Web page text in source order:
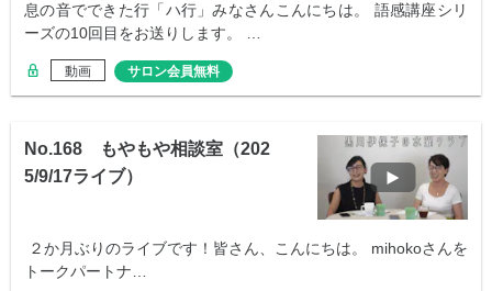
息の音でできた行「ハ行」みなさんこんにちは。 語感講座シリ
ーズの10回目をお送りします。 …
動画 サロン会員無料
No.168 もやもや相談室（202
5/9/17ライブ）
２か月ぶりのライブです！皆さん、こんにちは。 mihokoさんを
トークパートナ…